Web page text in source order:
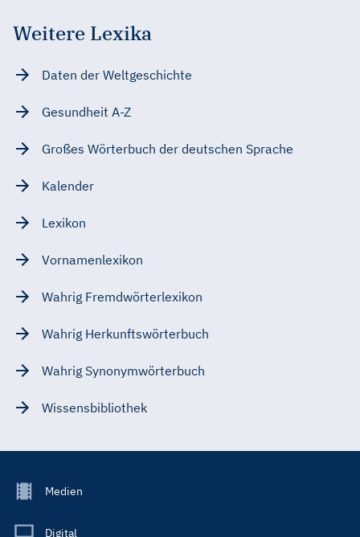
Weitere Lexika
Daten der Weltgeschichte
Gesundheit A-Z
Großes Wörterbuch der deutschen Sprache
Kalender
Lexikon
Vornamenlexikon
Wahrig Fremdwörterlexikon
Wahrig Herkunftswörterbuch
Wahrig Synonymwörterbuch
Wissensbibliothek
Footer
Main
Medien
Digital